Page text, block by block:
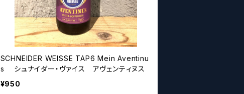
SCHNEIDER WEISSE TAP6 Mein Aventinu
s シュナイダー・ヴァイス アヴェンティヌス
¥950